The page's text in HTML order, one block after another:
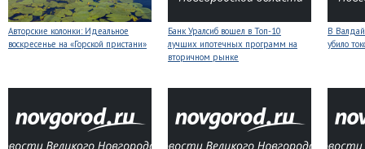
Авторские колонки: Идеальное
воскресенье на «Горской пристани»
Банк Уралсиб вошел в Топ-10
лучших ипотечных программ на
вторичном рынке
В
убило